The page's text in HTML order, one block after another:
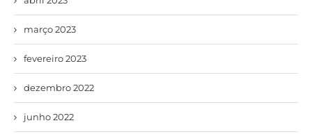
março 2023
fevereiro 2023
dezembro 2022
junho 2022